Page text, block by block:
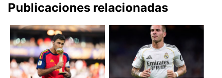
Publicaciones relacionadas